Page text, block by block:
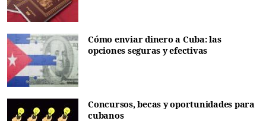
Cómo enviar dinero a Cuba: las
opciones seguras y efectivas
Concursos, becas y oportunidades para
cubanos